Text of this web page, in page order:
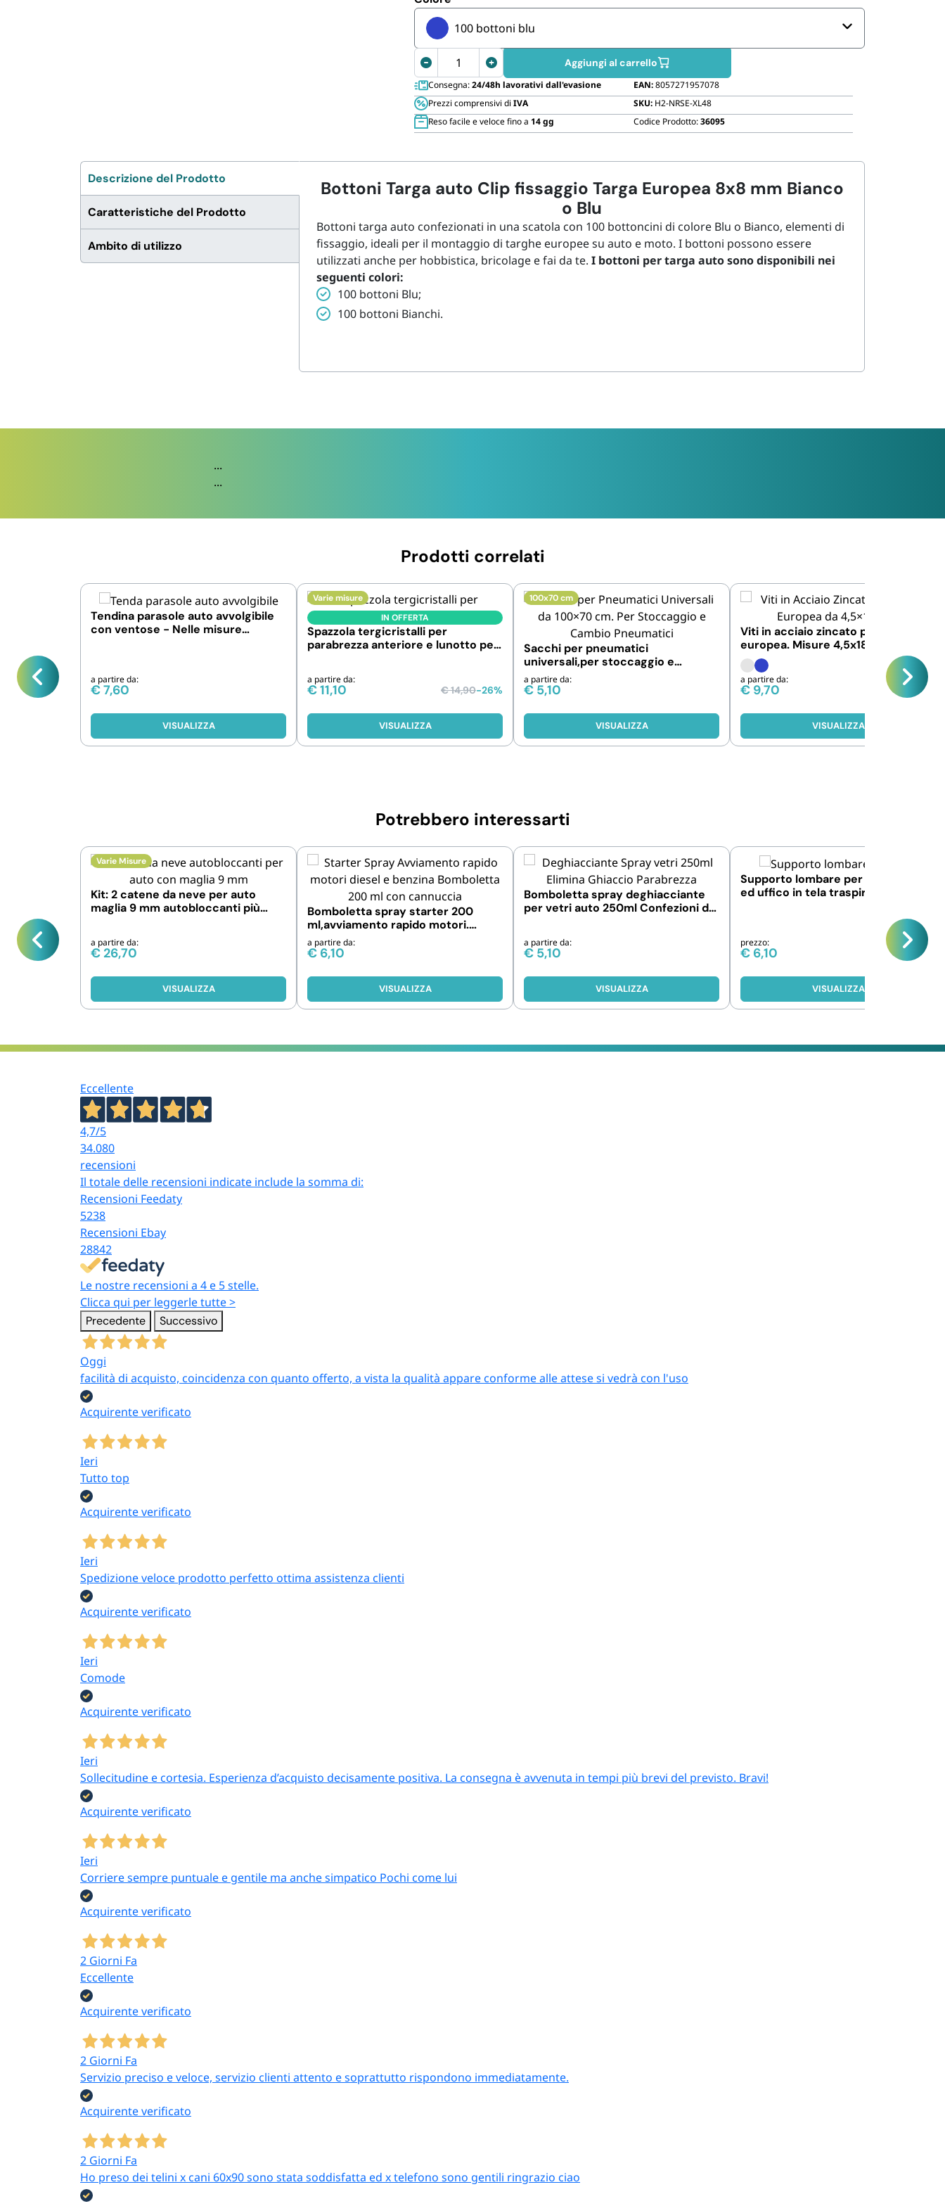
FORNITURE SETTORE
HO.RE.CA
100 bottoni blu
Bottoni
Targa
auto
Clip
per
8x8mm
Aggiungi al carrello
Consegna:24/48h lavorativi dall'evasione
Prezzi comprensivi di IVA
Reso facile e veloce fino a 14 gg
EAN:8057271957078
SKU: H2-NRSE-XL48
Codice Prodotto:36095
Descrizione del Prodotto
Caratteristiche del Prodotto
Ambito di utilizzo
Bottoni Targa auto Clip fissaggio Targa Europea 8x8 mm Bianco
o Blu
Bottoni targa auto confezionati in una scatola con 100 bottoncini di colore Blu o Bianco, elementi di
fissaggio, ideali per il montaggio di targhe europee su auto e moto. I bottoni possono essere
utilizzati anche per hobbistica, bricolage e fai da te. I bottoni per targa auto sono disponibili nei
seguenti colori:
100 bottoni Blu;
100 bottoni Bianchi.
...
...
Prodotti correlati
Tendina parasole auto avvolgibile
con ventose - Nelle misure
a partire da:
€7,60
VISUALIZZA
IN OFFERTA
Varie misure
Spazzola tergicristalli per
parabrezza anteriore e lunotto per
a partire da:
€11,10 €14,90-26%
VISUALIZZA
100x70 cm
Sacchi per pneumatici
universali,per stoccaggio e
cambio. Confezioni da 4 e 8 pz
a partire da:
€ 5,10
VISUALIZZA
Viti in acciaio zincato per targa
europea. Misure 4,5x18mm. Pezzi
100
a partire da:
€ 9,70
VISUALIZZA
Potrebbero interessarti
Varie Misure
Kit: 2 catene da neve per auto
maglia 9 mm autobloccanti più
a partire da:
€ 26,70
VISUALIZZA
Bomboletta spray starter 200
ml,avviamento rapido motori.
Confezioni da 1 e 3 pz
a partire da:
€ 6,10
VISUALIZZA
Bomboletta spray deghiacciante
per vetri auto 250ml Confezioni da
a partire da:
€ 5,10
VISUALIZZA
Supporto lombare per sedili auto
ed uffico in tela traspirante nera
prezzo:
€ 6,10
VISUALIZZA
Eccellente
4,7/5
34.080
recensioni
Il totale delle recensioni indicate include la somma di:
Recensioni Feedaty
5238
Recensioni Ebay
28842
Le nostre recensioni a 4 e 5 stelle.
Clicca qui per leggerle tutte >
Precedente Successivo
Oggi
facilità di acquisto, coincidenza con quanto offerto, a vista la qualità appare conforme alle attese si vedrà con l'uso
Acquirente verificato
Ieri
Tutto top
Acquirente verificato
Ieri
Spedizione veloce prodotto perfetto ottima assistenza clienti
Acquirente verificato
Ieri
Comode
Acquirente verificato
Ieri
Sollecitudine e cortesia. Esperienza d’acquisto decisamente positiva. La consegna è avvenuta in tempi più brevi del previsto. Bravi!
Acquirente verificato
Ieri
Corriere sempre puntuale e gentile ma anche simpatico Pochi come lui
Acquirente verificato
2 Giorni Fa
Eccellente
Acquirente verificato
2 Giorni Fa
Servizio preciso e veloce, servizio clienti attento e soprattutto rispondono immediatamente.
Acquirente verificato
2 Giorni Fa
Ho preso dei telini x cani 60x90 sono stata soddisfatta ed x telefono sono gentili ringrazio ciao